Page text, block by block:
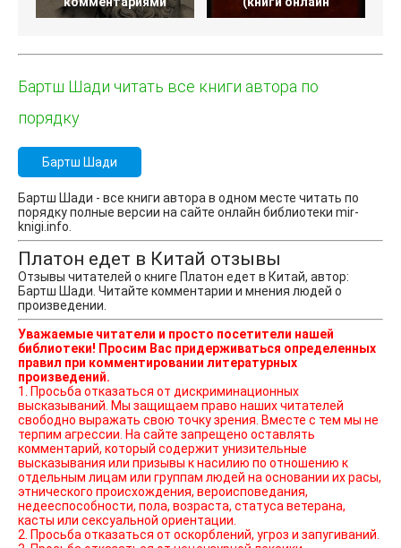
Бартш Шади читать все книги автора по
порядку
Бартш Шади
Бартш Шади - все книги автора в одном месте читать по
порядку полные версии на сайте онлайн библиотеки mir-
knigi.info.
Платон едет в Китай отзывы
Отзывы читателей о книге Платон едет в Китай, автор:
Бартш Шади. Читайте комментарии и мнения людей о
произведении.
Уважаемые читатели и просто посетители нашей
библиотеки! Просим Вас придерживаться определенных
правил при комментировании литературных
произведений.
1. Просьба отказаться от дискриминационных
высказываний. Мы защищаем право наших читателей
свободно выражать свою точку зрения. Вместе с тем мы не
терпим агрессии. На сайте запрещено оставлять
комментарий, который содержит унизительные
высказывания или призывы к насилию по отношению к
отдельным лицам или группам людей на основании их расы,
этнического происхождения, вероисповедания,
недееспособности, пола, возраста, статуса ветерана,
касты или сексуальной ориентации.
2. Просьба отказаться от оскорблений, угроз и запугиваний.